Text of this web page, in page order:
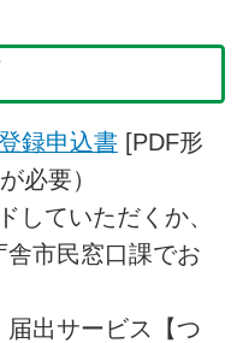
録申込書[PDF形
必要）
ていただくか、
市民窓口課でお
出サービス【つ